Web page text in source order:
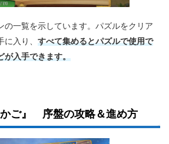
の一覧を示しています。パズルをクリア
入り、 すべて集めるとパズルで使用で
が入手できます。
かご』 序盤の攻略＆進め方